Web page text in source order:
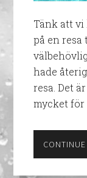
Tänk att vi
på en resa
hade
resa. Det
mycket för